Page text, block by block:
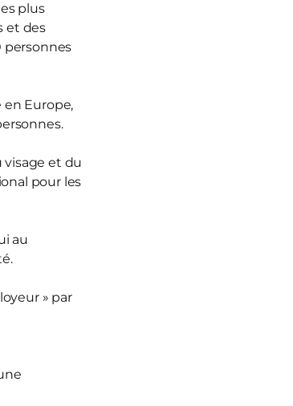
plus
et des
Europe,
visage et du
pour les
au
» par